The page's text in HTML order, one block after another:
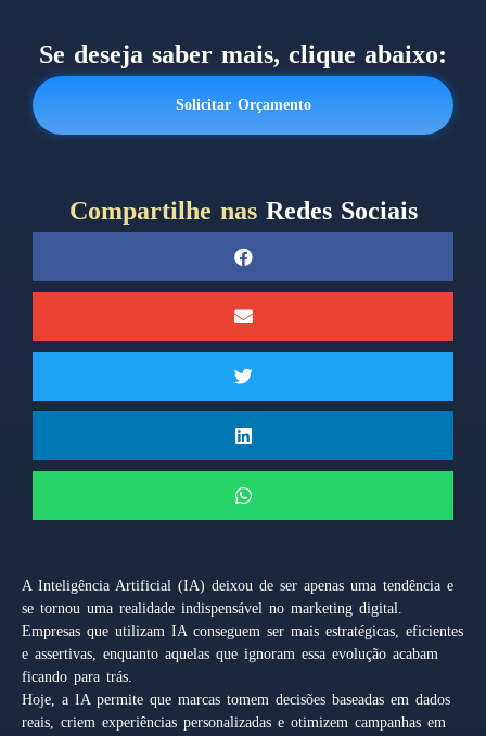
Se deseja saber mais, clique abaixo:
Solicitar Orçamento
Compartilhe nas Redes Sociais
A Inteligência Artificial (IA) deixou de ser apenas uma tendência e
se tornou uma realidade indispensável no marketing digital.
Empresas que utilizam IA conseguem ser mais estratégicas, eficientes
e assertivas, enquanto aquelas que ignoram essa evolução acabam
ficando para trás.
Hoje, a IA permite que marcas tomem decisões baseadas em dados
reais, criem experiências personalizadas e otimizem campanhas em